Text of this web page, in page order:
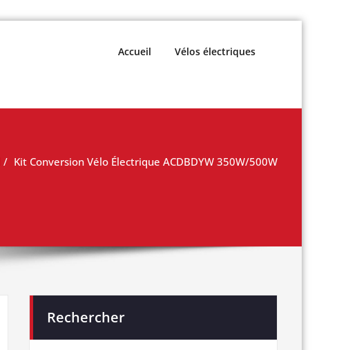
Accueil Vélos électriques
Kit Conversion Vélo Électrique ACDBDYW 350W/500W
Rechercher